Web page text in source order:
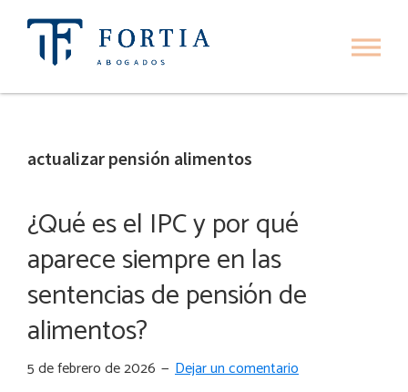
navegación
principal
contenido
principal
Fortia
Abogados
actualizar pensión alimentos
¿Qué es el IPC y por qué
aparece siempre en las
sentencias de pensión de
alimentos?
5 de febrero de 2026 Dejar un comentario